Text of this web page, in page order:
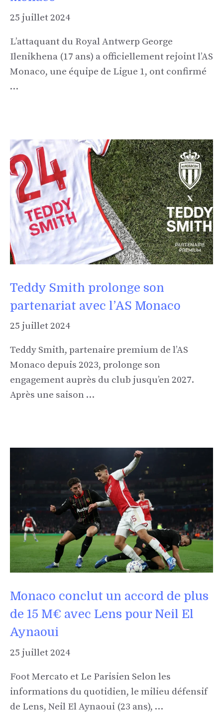
25 juillet 2024
L’attaquant du Royal Antwerp George
Ilenikhena (17 ans) a officiellement rejoint l’AS
Monaco, une équipe de Ligue 1, ont confirmé
…
Teddy Smith prolonge son
partenariat avec l’AS Monaco
25 juillet 2024
Teddy Smith, partenaire premium de l’AS
Monaco depuis 2023, prolonge son
engagement auprès du club jusqu’en 2027.
Après une saison …
Monaco conclut un accord de plus
de 15 M€ avec Lens pour Neil El
Aynaoui
25 juillet 2024
Foot Mercato et Le Parisien Selon les
informations du quotidien, le milieu défensif
de Lens, Neil El Aynaoui (23 ans), …